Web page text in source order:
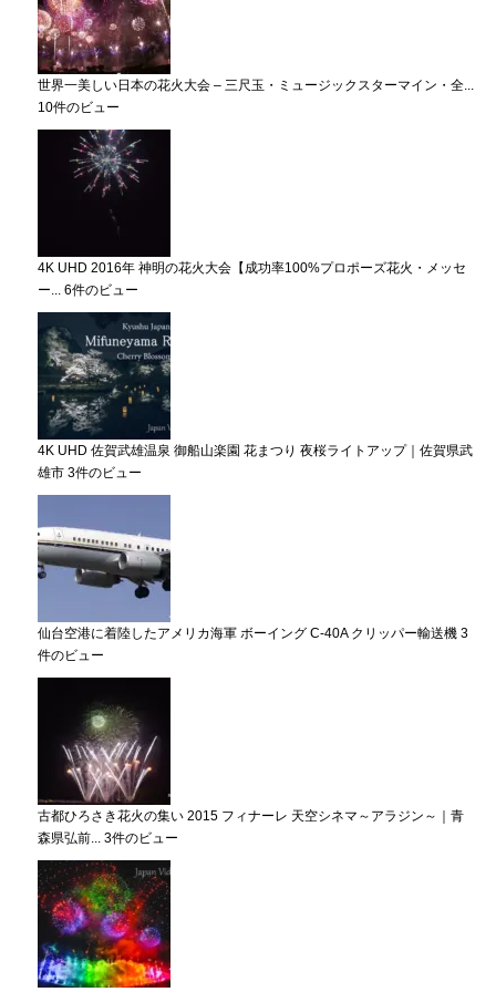
世界一美しい日本の花火大会 – 三尺玉・ミュージックスターマイン・全...
10件のビュー
4K UHD 2016年 神明の花火大会【成功率100%プロポーズ花火・メッセ
ー... 6件のビュー
4K UHD 佐賀武雄温泉 御船山楽園 花まつり 夜桜ライトアップ｜佐賀県武
雄市 3件のビュー
仙台空港に着陸したアメリカ海軍 ボーイング C-40A クリッパー輸送機 3
件のビュー
古都ひろさき花火の集い 2015 フィナーレ 天空シネマ～アラジン～｜青
森県弘前... 3件のビュー